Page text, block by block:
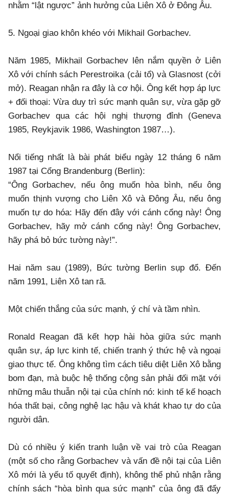
nhằm “lật ngược” ảnh hưởng của Liên Xô ở Đông Âu.
5. Ngoại giao khôn khéo với Mikhail Gorbachev.
Năm 1985, Mikhail Gorbachev lên nắm quyền ở Liên
Xô với chính sách Perestroika (cải tổ) và Glasnost (cởi
mở). Reagan nhận ra đây là cơ hội. Ông kết hợp áp lực
+ đối thoại: Vừa duy trì sức mạnh quân sự, vừa gặp gỡ
Gorbachev qua các hội nghị thượng đỉnh (Geneva
1985, Reykjavik 1986, Washington 1987…).
Nổi tiếng nhất là bài phát biểu ngày 12 tháng 6 năm
1987 tại Cổng Brandenburg (Berlin):
“Ông Gorbachev, nếu ông muốn hòa bình, nếu ông
muốn thịnh vượng cho Liên Xô và Đông Âu, nếu ông
muốn tự do hóa: Hãy đến đây với cánh cổng này! Ông
Gorbachev, hãy mở cánh cổng này! Ông Gorbachev,
hãy phá bỏ bức tường này!”.
Hai năm sau (1989), Bức tường Berlin sụp đổ. Đến
năm 1991, Liên Xô tan rã.
Một chiến thắng của sức mạnh, ý chí và tầm nhìn.
Ronald Reagan đã kết hợp hài hòa giữa sức mạnh
quân sự, áp lực kinh tế, chiến tranh ý thức hệ và ngoại
giao thực tế. Ông không tìm cách tiêu diệt Liên Xô bằng
bom đạn, mà buộc hệ thống cộng sản phải đối mặt với
những mâu thuẫn nội tại của chính nó: kinh tế kế hoạch
hóa thất bại, công nghệ lạc hậu và khát khao tự do của
người dân.
Dù có nhiều ý kiến tranh luận về vai trò của Reagan
(một số cho rằng Gorbachev và vấn đề nội tại của Liên
Xô mới là yếu tố quyết định), không thể phủ nhận rằng
chính sách “hòa bình qua sức mạnh” của ông đã đẩy